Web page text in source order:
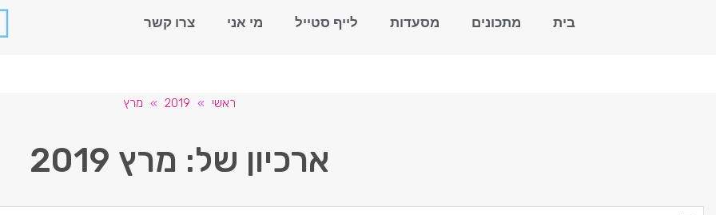
בית מתכונים מסעדות לייף סטייל מי אני צרו קשר
ראשי »
2019
» מרץ
ארכיון של: מרץ 2019